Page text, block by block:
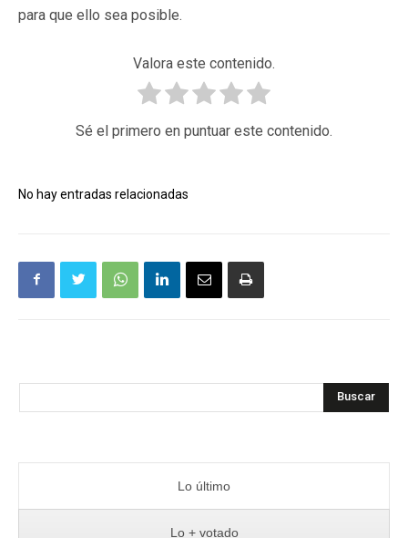
para que ello sea posible.
Valora este contenido.
Sé el primero en puntuar este contenido.
No hay entradas relacionadas
Buscar
Lo último
Lo + votado